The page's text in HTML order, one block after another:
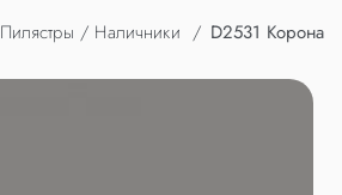
Пилястры / Наличники D2531 Корона